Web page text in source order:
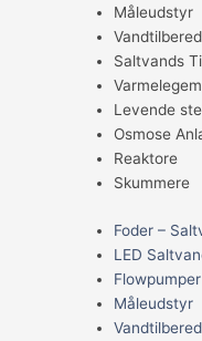
Måleudstyr
Saltvands
Levende
Osmose
Reaktore
Skummere
Foder –
LED
Flowpumper
Måleudstyr